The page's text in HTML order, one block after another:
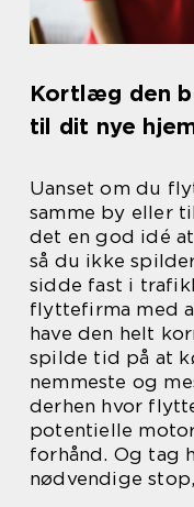
Kortlæg den
til dit nye
Uanset om du
samme by eller
det en god idé
så du ikke
sidde fast i
flyttefirma med
have den helt
spilde tid på at
nemmeste og
derhen hvor
potentielle
forhånd. Og tag
nødvendige